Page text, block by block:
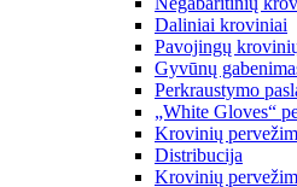
Daliniai kroviniai
Pavojingų
Gyvūnų
Perkraustymo
„White Gloves“
Krovinių
Distribucija
Krovinių